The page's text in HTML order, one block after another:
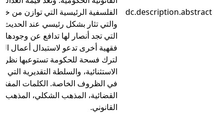
dc.description.abstract
الفلسفية الرئيسية التي توازن من
والتي تثار بشكل رئيسي عند
التي تجد أنصار لها تدافع عن
فقهية أخرى تدعو لاستبدال أعمال
لترك فسحة للحكومة تستوعبها
الاستثنائية، والسلطة التقديرية
في الظروف الخاصة. الكلمات
القضائية، المذهب الشكلي، المذهب
القانوني.